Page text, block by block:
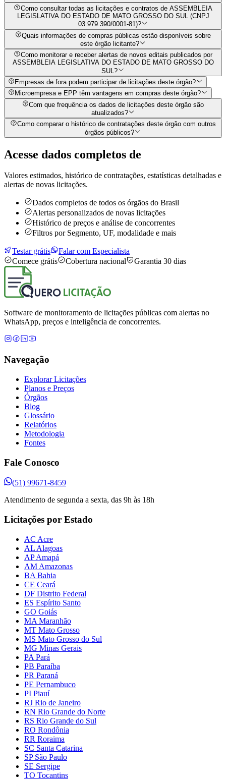
Como consultar todas as licitações e contratos de ASSEMBLEIA
LEGISLATIVA DO ESTADO DE MATO GROSSO DO SUL (CNPJ
03.979.390/0001-81)?
Quais informações de compras públicas estão disponíveis sobre
este órgão licitante?
Como monitorar e receber alertas de novos editais publicados por
ASSEMBLEIA LEGISLATIVA DO ESTADO DE MATO GROSSO DO
SUL?
Empresas de fora podem participar de licitações deste órgão?
Microempresa e EPP têm vantagens em compras deste órgão?
Com que frequência os dados de licitações deste órgão são
atualizados?
Como comparar o histórico de contratações deste órgão com outros
órgãos públicos?
Acesse dados completos de
Valores estimados, histórico de contratações, estatísticas detalhadas e
alertas de novas licitações.
Dados completos de todos os órgãos do Brasil
Alertas personalizados de novas licitações
Histórico de preços e análise de concorrentes
Filtros por Segmento, UF, modalidade e mais
Testar grátis
Falar com Especialista
Comece grátis
Cobertura nacional Garantia 30 dias
Software de monitoramento de licitações públicas com alertas no
WhatsApp, preços e inteligência de concorrentes.
Navegação
Explorar Licitações
Planos e Preços
Órgãos
Blog
Glossário
Relatórios
Metodologia
Fontes
Fale Conosco
(51) 99671-8459
Atendimento de segunda a sexta, das 9h às 18h
Licitações por Estado
AC Acre
AL Alagoas
AP Amapá
AM Amazonas
BA Bahia
CE Ceará
DF Distrito Federal
ES Espírito Santo
GO Goiás
MA Maranhão
MT Mato Grosso
MS Mato Grosso do Sul
MG Minas Gerais
PA Pará
PB Paraíba
PR Paraná
PE Pernambuco
PI Piauí
RJ Rio de Janeiro
RN Rio Grande do Norte
RS Rio Grande do Sul
RO Rondônia
RR Roraima
SC Santa Catarina
SP São Paulo
SE Sergipe
TO Tocantins